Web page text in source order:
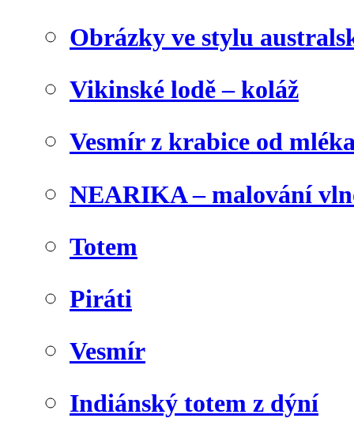
Obrázky ve stylu
Vikinské lodě – koláž
Vesmír z krabice od
NEARIKA – malování
Totem
Piráti
Vesmír
Indiánský totem z dýní